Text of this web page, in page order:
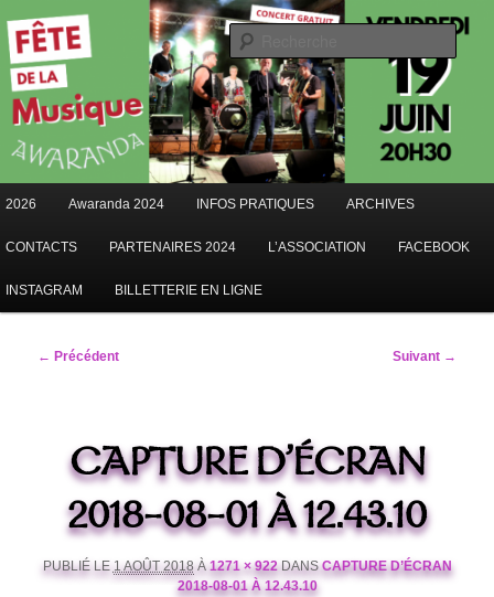
au
contenu
principalAWARANDA
2026 Awaranda 2024 INFOS PRATIQUES ARCHIVES
CONTACTS PARTENAIRES 2024 L’ASSOCIATION FACEBOOK
INSTAGRAM BILLETTERIE EN LIGNE
Navigation
← Précédent Suivant →
CAPTURE D’ÉCRAN
2018-08-01 À 12.43.10
PUBLIÉ LE 1 AOÛT 2018À1271 × 922DANSCAPTURE D’ÉCRAN
2018-08-01 À 12.43.10